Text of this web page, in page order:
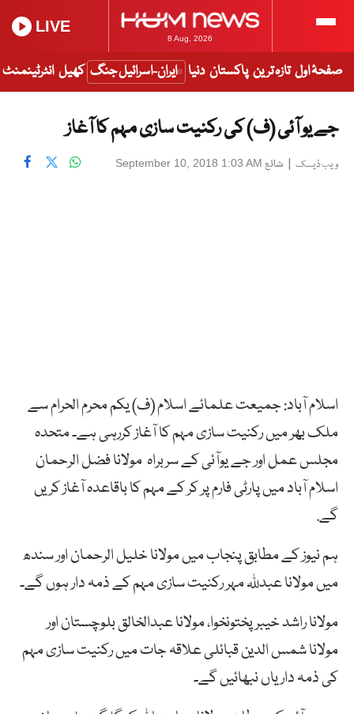
8 Aug, 2026
LIVE
صفحۂ اول تازہ ترین پاکستان دنیا ایران-اسرائیل جنگ کھیل انٹرٹینمنٹ
جے یو آئی (ف) کی رکنیت سازی مہم کا آغاز
ویب ڈیسک | شائع September 10, 2018 1:03 AM
اسلام آباد: جمیعت علمائے اسلام (ف) یکم محرم الحرام سے
ملک بھر میں رکنیت سازی مہم کا آغاز کررہی ہے۔ متحدہ
مجلس عمل اور جے یوآئی کے سربراہ مولانا فضل الرحمان
اسلام آباد میں پارٹی فارم پر کر کے مہم کا باقاعدہ آغاز کریں
گے.
ہم نیوز کے مطابق پنجاب میں مولانا خلیل الرحمان اور سندھ
میں مولانا عبدللہ مہر رکنیت سازی مہم کے ذمہ دار ہوں گے۔
مولانا راشد خیبر پختونخوا، مولانا عبدالخالق بلوچستان اور
مولانا شمس الدین قبائلی علاقہ جات میں رکنیت سازی مہم
کی ذمہ داریاں نبھائیں گے۔